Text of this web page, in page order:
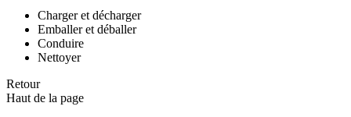
Charger et décharger
Emballer et déballer
Conduire
Nettoyer
Retour
Haut de la page